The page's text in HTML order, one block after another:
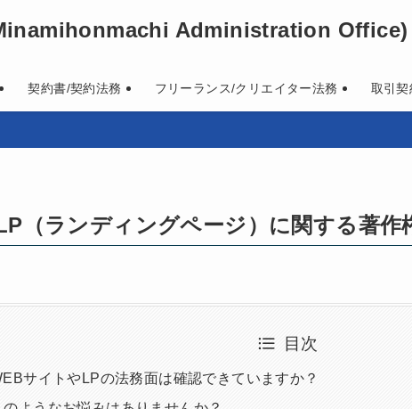
Administration Office)
契約書/契約法務 フリーランス/クリエイター法務 取引
契約書
（ランディングページ）に関する著作
目次
サイトやLPの法務面は確認できていますか？